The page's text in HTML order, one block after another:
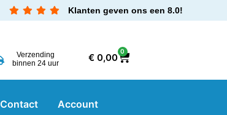
Klanten geven ons een 8.0!
Verzending
binnen 24 uur
€0,00
0
Contact Account